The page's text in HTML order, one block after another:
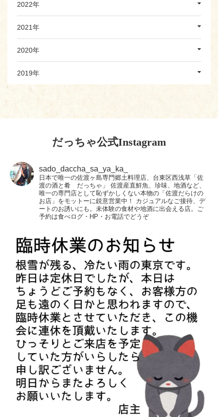
2022年
2021年
2020年
2019年
だっちゃ公式Instagram
sado_daccha_sa_ya_ka_
日本で唯一の佐渡ヶ島専門郷土料理店、台東区西浅草「佐
渡の酒と肴 だっちゃ」
佐渡産直鮮魚、珍味、地酒など、
唯一の専門店として恥ずかしくない本物の「佐渡だらけの
お店」をモットーに鋭意営業中！
カジュアルなご接待、デ
ートのお誘いにも。未体験の食材や地酒に出会える店。ご
予約は食べログ・HP・お電話でどうぞ